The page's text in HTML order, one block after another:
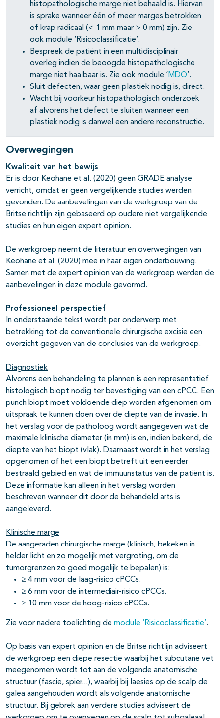
histopathologische marge niet behaald is. Hiervan
is sprake wanneer één of meer marges betrokken
of krap radicaal (< 1 mm maar > 0 mm) zijn. Zie
ook module ‘Risicoclassificatie’.
Bespreek de patiënt in een multidisciplinair
overleg indien de beoogde histopathologische
marge niet haalbaar is. Zie ook module ‘ MDO’.
Sluit defecten, waar geen plastiek nodig is, direct.
Wacht bij voorkeur histopathologisch onderzoek
af alvorens het defect te sluiten wanneer een
plastiek nodig is danwel een andere reconstructie.
Overwegingen
Kwaliteit van het bewijs
Er is door Keohane et al. (2020) geen GRADE analyse
verricht, omdat er geen vergelijkende studies werden
gevonden. De aanbevelingen van de werkgroep van de
Britse richtlijn zijn gebaseerd op oudere niet vergelijkende
studies en hun eigen expert opinion.
De werkgroep neemt de literatuur en overwegingen van
Keohane et al. (2020) mee in haar eigen onderbouwing.
Samen met de expert opinion van de werkgroep werden de
aanbevelingen in deze module gevormd.
Professioneel perspectief
In onderstaande tekst wordt per onderwerp met
betrekking tot de conventionele chirurgische excisie een
overzicht gegeven van de conclusies van de werkgroep.
Diagnostiek
Alvorens een behandeling te plannen is een representatief
histologisch biopt nodig ter bevestiging van een cPCC. Een
punch biopt moet voldoende diep worden afgenomen om
uitspraak te kunnen doen over de diepte van de invasie. In
het verslag voor de patholoog wordt aangegeven wat de
maximale klinische diameter (in mm) is en, indien bekend, de
diepte van het biopt (vlak). Daarnaast wordt in het verslag
opgenomen of het een biopt betreft uit een eerder
bestraald gebied en wat de immuunstatus van de patiënt is.
Deze informatie kan alleen in het verslag worden
beschreven wanneer dit door de behandeld arts is
aangeleverd.
Klinische marge
De aangeraden chirurgische marge (klinisch, bekeken in
helder licht en zo mogelijk met vergroting, om de
tumorgrenzen zo goed mogelijk te bepalen) is:
≥ 4 mm voor de laag-risico cPCCs.
≥ 6 mm voor de intermediair-risico cPCCs.
≥ 10 mm voor de hoog-risico cPCCs.
Zie voor nadere toelichting de module ‘Risicoclassificatie’.
Op basis van expert opinion en de Britse richtlijn adviseert
de werkgroep een diepe resectie waarbij het subcutane vet
meegenomen wordt tot aan de volgende anatomische
structuur (fascie, spier...), waarbij bij laesies op de scalp de
galea aangehouden wordt als volgende anatomische
structuur. Bij gebrek aan verdere studies adviseert de